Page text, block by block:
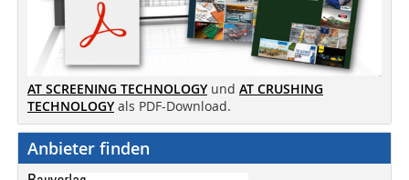
AT SCREENING TECHNOLOGY und AT CRUSHING
TECHNOLOGY als PDF-Download.
Anbieter finden